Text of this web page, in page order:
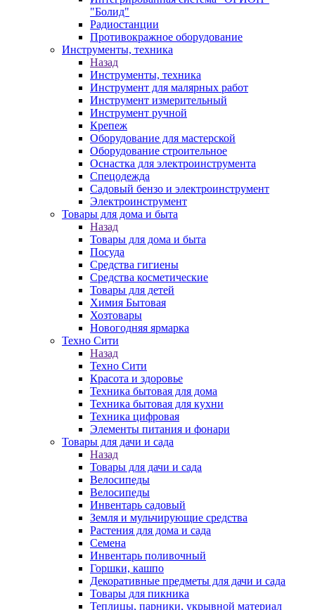
"Болид"
Радиостанции
Противокражное оборудование
Инструменты, техника
Назад
Инструменты, техника
Инструмент для малярных работ
Инструмент измерительный
Инструмент ручной
Крепеж
Оборудование для мастерской
Оборудование строительное
Оснастка для электроинструмента
Спецодежда
Садовый бензо и электроинструмент
Электроинструмент
Товары для дома и быта
Назад
Товары для дома и быта
Посуда
Средства гигиены
Средства косметические
Товары для детей
Химия Бытовая
Хозтовары
Новогодняя ярмарка
Техно Сити
Назад
Техно Сити
Красота и здоровье
Техника бытовая для дома
Техника бытовая для кухни
Техника цифровая
Элементы питания и фонари
Товары для дачи и сада
Назад
Товары для дачи и сада
Велосипеды
Велосипеды
Инвентарь садовый
Земля и мульчирующие средства
Растения для дома и сада
Семена
Инвентарь поливочный
Горшки, кашпо
Декоративные предметы для дачи и сада
Товары для пикника
Теплицы, парники, укрывной материал